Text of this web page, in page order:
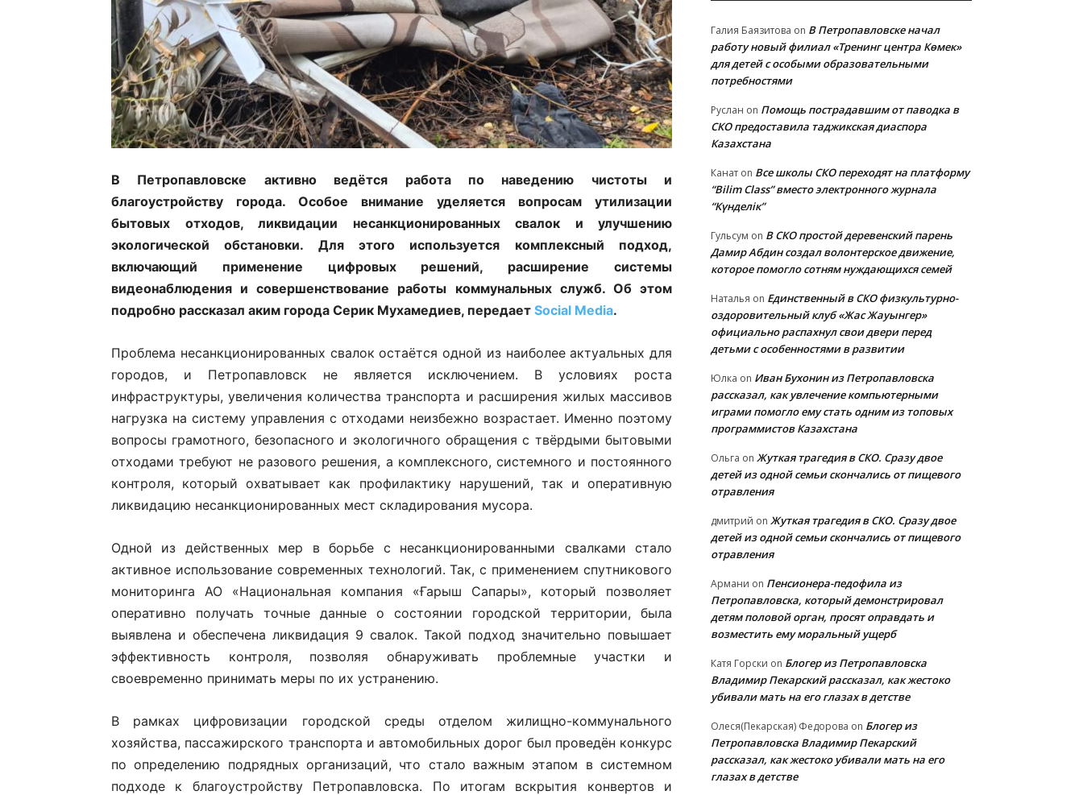
В Петропавловске активно ведётся работа по наведению чистоты и
благоустройству города. Особое внимание уделяется вопросам утилизации
бытовых отходов, ликвидации несанкционированных свалок и улучшению
экологической обстановки. Для этого используется комплексный подход,
включающий применение цифровых решений, расширение системы
видеонаблюдения и совершенствование работы коммунальных служб. Об этом
подробно рассказал аким города Серик Мухамедиев, передает Social Media.
Проблема несанкционированных свалок остаётся одной из наиболее актуальных для
городов, и Петропавловск не является исключением. В условиях роста
инфраструктуры, увеличения количества транспорта и расширения жилых массивов
нагрузка на систему управления с отходами неизбежно возрастает. Именно поэтому
вопросы грамотного, безопасного и экологичного обращения с твёрдыми бытовыми
отходами требуют не разового решения, а комплексного, системного и постоянного
контроля, который охватывает как профилактику нарушений, так и оперативную
ликвидацию несанкционированных мест складирования мусора.
Одной из действенных мер в борьбе с несанкционированными свалками стало
активное использование современных технологий. Так, с применением спутникового
мониторинга АО «Национальная компания «Ғарыш Сапары», который позволяет
оперативно получать точные данные о состоянии городской территории, была
выявлена и обеспечена ликвидация 9 свалок. Такой подход значительно повышает
эффективность контроля, позволяя обнаруживать проблемные участки и
своевременно принимать меры по их устранению.
В рамках цифровизации городской среды отделом жилищно-коммунального
хозяйства, пассажирского транспорта и автомобильных дорог был проведён конкурс
по определению подрядных организаций, что стало важным этапом в системном
подходе к благоустройству Петропавловска. По итогам вскрытия конвертов и
Галия Баязитова on В Петропавловске начал
работу новый филиал «Тренинг центра Көмек»
для детей с особыми образовательными
потребностями
Руслан on Помощь пострадавшим от паводка в
СКО предоставила таджикская диаспора
Казахстана
Канат on Все школы СКО переходят на платформу
“Bilim Class” вместо электронного журнала
“Күнделік”
Гульсум on В СКО простой деревенский парень
Дамир Абдин создал волонтерское движение,
которое помогло сотням нуждающихся семей
Наталья on Единственный в СКО физкультурно-
оздоровительный клуб «Жас Жауынгер»
официально распахнул свои двери перед
детьми с особенностями в развитии
Юлка on Иван Бухонин из Петропавловска
рассказал, как увлечение компьютерными
играми помогло ему стать одним из топовых
программистов Казахстана
Ольга on Жуткая трагедия в СКО. Сразу двое
детей из одной семьи скончались от пищевого
отравления
дмитрий on Жуткая трагедия в СКО. Сразу двое
детей из одной семьи скончались от пищевого
отравления
Армани on Пенсионера-педофила из
Петропавловска, который демонстрировал
детям половой орган, просят оправдать и
возместить ему моральный ущерб
Катя Горски on Блогер из Петропавловска
Владимир Пекарский рассказал, как жестоко
убивали мать на его глазах в детстве
Олеся(Пекарская) Федорова on Блогер из
Петропавловска Владимир Пекарский
рассказал, как жестоко убивали мать на его
глазах в детстве